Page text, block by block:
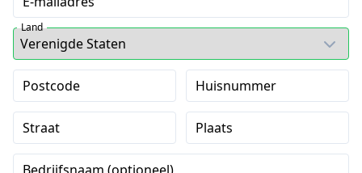
Land
Postcode Huisnummer
Straat Plaats